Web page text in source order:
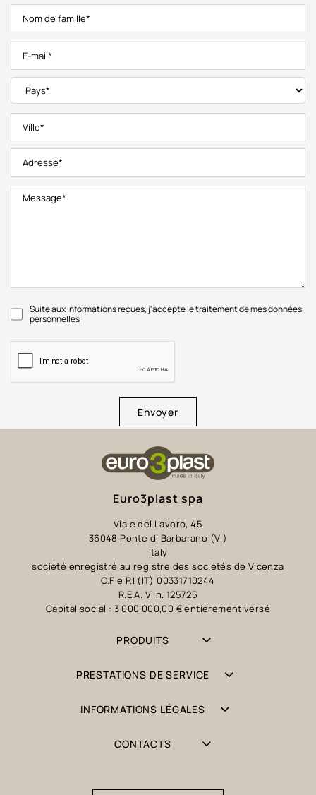
Suite auxinformations reçues, j'accepte le traitement de mes données
personnelles
Envoyer
Euro3plast spa
Viale del Lavoro, 45
36048 Ponte di Barbarano (VI)
Italy
société enregistré au registre des sociétés de Vicenza
C.F e P.I (IT) 00331710244
R.E.A. Vi n. 125725
Capital social : 3 000 000,00 € entièrement versé
PRODUITS
PRESTATIONS DE SERVICE
INFORMATIONS LÉGALES
CONTACTS